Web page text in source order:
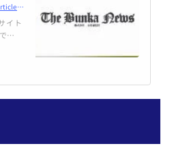
https://www.bunkanews.jp/article/column/256178/
イト
クレ
を回
くな